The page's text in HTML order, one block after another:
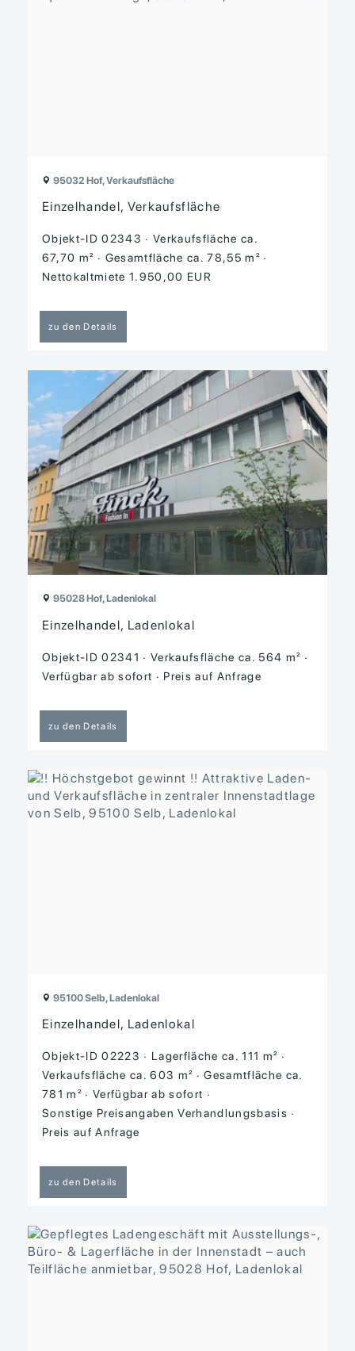
95032 Hof, Verkaufsfläche
Einzelhandel, Verkaufsfläche
Objekt-ID 02343
Verkaufsfläche ca.
67,70 m²
Gesamtfläche ca. 78,55 m²
Nettokaltmiete 1.950,00 EUR
zu den Details
95028 Hof, Ladenlokal
Einzelhandel, Ladenlokal
Objekt-ID 02341
Verkaufsfläche ca. 564 m²
Verfügbar ab sofort
Preis auf Anfrage
zu den Details
95100 Selb, Ladenlokal
Einzelhandel, Ladenlokal
Objekt-ID 02223
Lagerfläche ca. 111 m²
Verkaufsfläche ca. 603 m²
Gesamtfläche ca.
781 m²
Verfügbar ab sofort
Sonstige Preisangaben Verhandlungsbasis
Preis auf Anfrage
zu den Details